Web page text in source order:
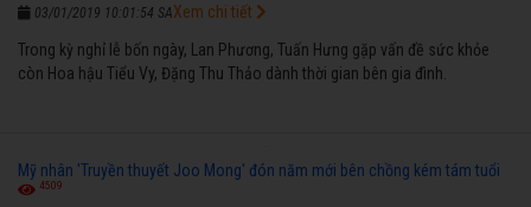
03/01/2019 10:01:54 SA
Trong kỳ nghỉ lễ bốn ngày, Lan Phương, Tuấn Hưng gặp vấn đề sức khỏe
còn Hoa hậu Tiểu Vy, Đặng Thu Thảo dành thời gian bên gia đình.
Xem chi tiết
Mỹ nhân 'Truyền thuyết Joo Mong' đón năm mới bên chồng kém tám tuổi
4509